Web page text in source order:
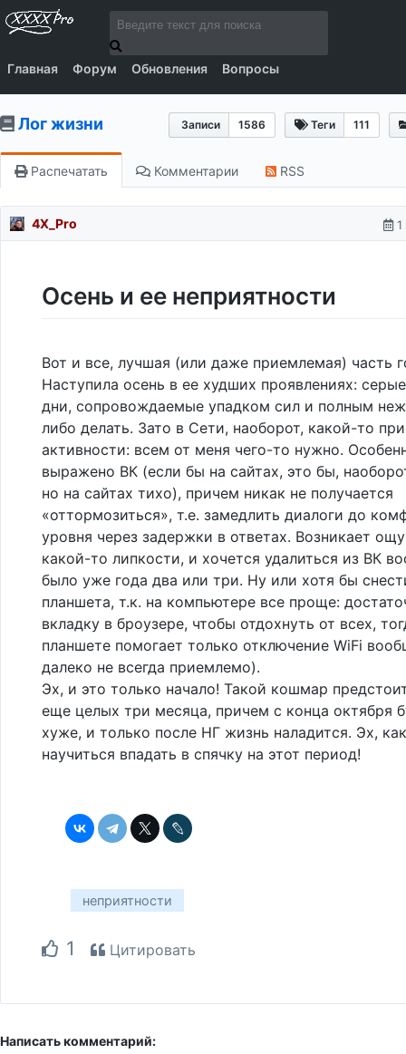
Главная Форум Обновления Вопросы
Записи 1586 Теги 111
Лог жизни
Распечатать Комментарии RSS
4X_Pro 1
Осень и ее неприятности
Вот и все, лучшая (или даже приемлемая) часть
Наступила осень в ее худших проявлениях:
дни, сопровождаемые упадком сил и полным
либо делать. Зато в Сети, наоборот, какой-то
активности: всем от меня чего-то нужно.
выражено ВК (если бы на сайтах, это бы,
но на сайтах тихо), причем никак не получается
«оттормозиться», т.е. замедлить диалоги до
уровня через задержки в ответах. Возникает
какой-то липкости, и хочется удалиться из ВК
было уже года два или три. Ну или хотя бы
планшета, т.к. на компьютере все проще:
вкладку в броузере, чтобы отдохнуть от всех,
планшете помогает только отключение WiFi
далеко не всегда приемлемо).
Эх, и это только начало! Такой кошмар
еще целых три месяца, причем с конца октября
хуже, и только после НГ жизнь наладится. Эх,
научиться впадать в спячку на этот период!
неприятности
1 Цитировать
Написать комментарий: